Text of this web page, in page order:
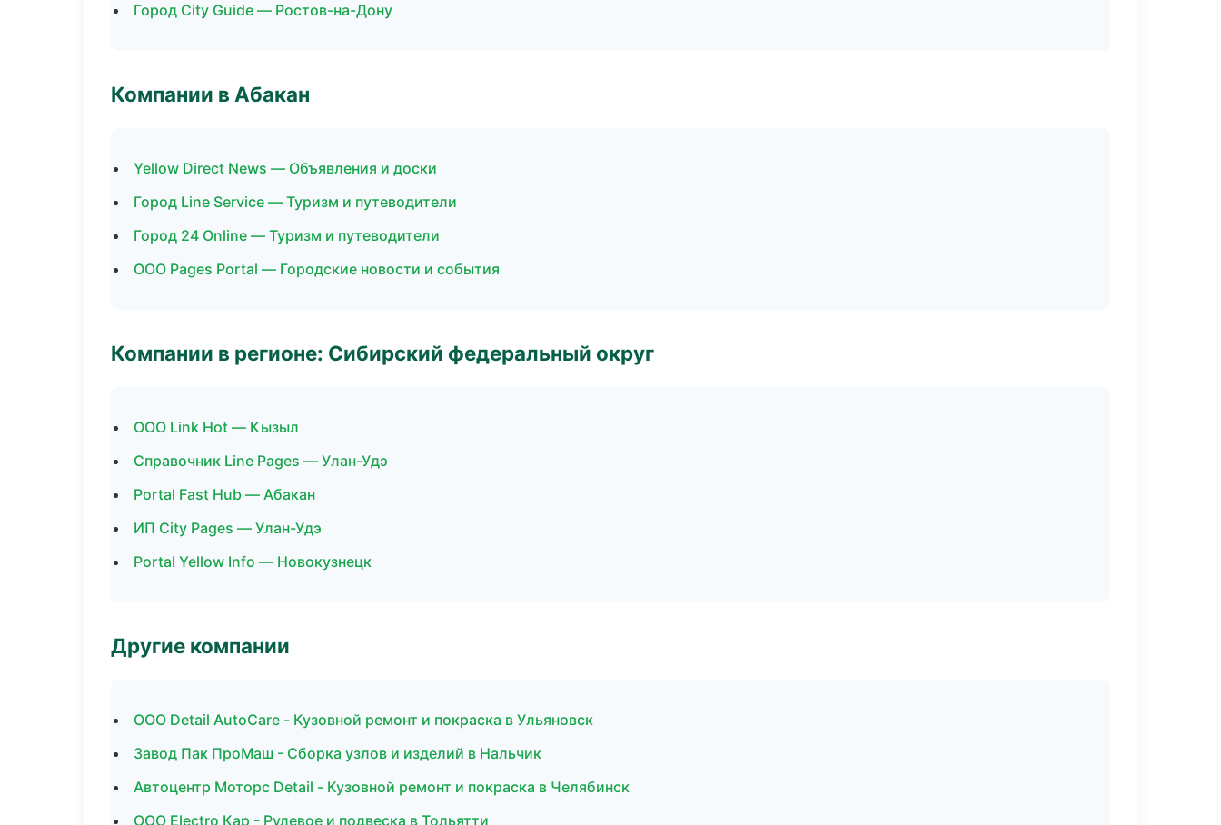
Город City Guide — Ростов-на-Дону
Компании в Абакан
Yellow Direct News — Объявления и доски
Город Line Service — Туризм и путеводители
Город 24 Online — Туризм и путеводители
ООО Pages Portal — Городские новости и события
Компании в регионе: Сибирский федеральный округ
ООО Link Hot — Кызыл
Справочник Line Pages — Улан-Удэ
Portal Fast Hub — Абакан
ИП City Pages — Улан-Удэ
Portal Yellow Info — Новокузнецк
Другие компании
ООО Detail AutoCare - Кузовной ремонт и покраска в Ульяновск
Завод Пак ПроМаш - Сборка узлов и изделий в Нальчик
Автоцентр Моторс Detail - Кузовной ремонт и покраска в Челябинск
ООО Electro Кар - Рулевое и подвеска в Тольятти